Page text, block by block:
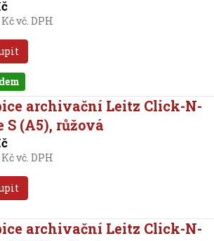
vč. DPH
archivační Leitz Click-N-
S (A5), růžová
vč. DPH
archivační Leitz Click-N-